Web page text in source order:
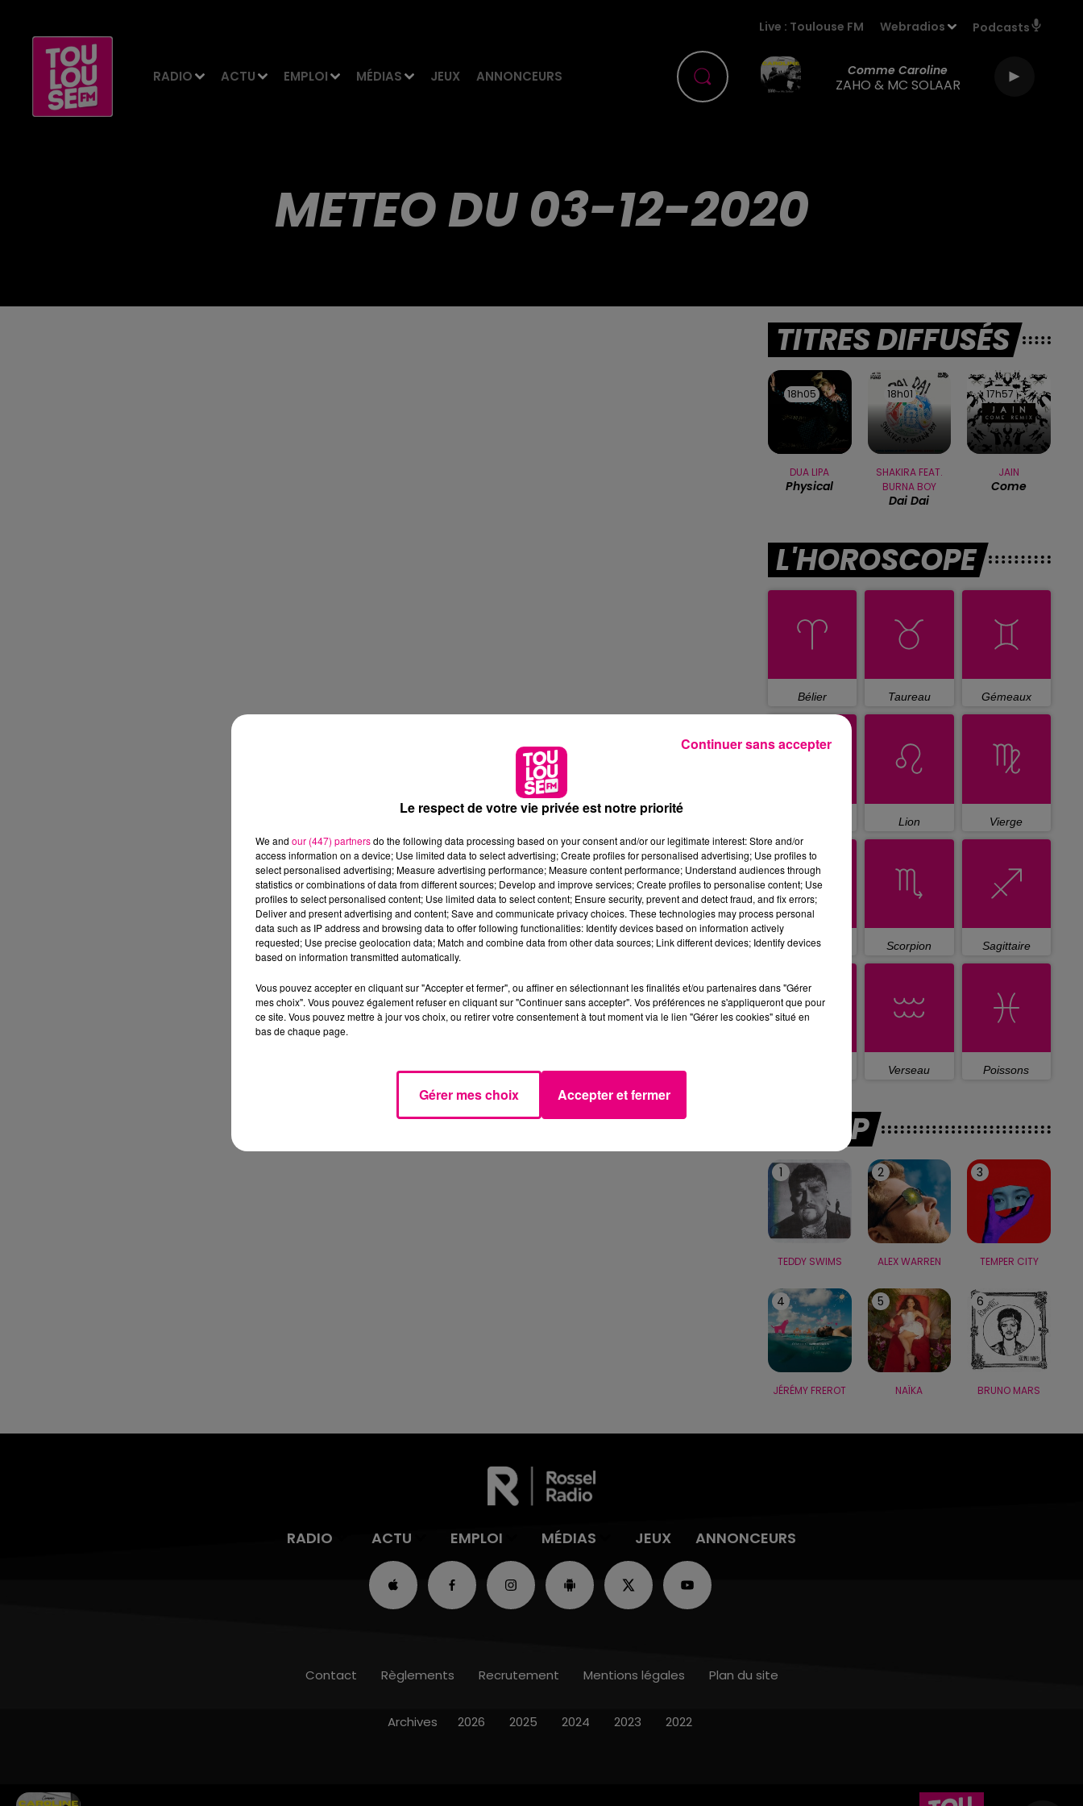
RADIO ACTU EMPLOI MÉDIAS JEUX ANNONCEURS
Live : Toulouse FM Webradios Podcasts
Comme Caroline
ZAHO & MC SOLAAR
METEO DU 03-12-2020
TITRES DIFFUSÉS
18h05
18h05
DUA LIPA
Physical
18h01
18h01
SHAKIRA FEAT.
BURNA BOY
Dai Dai
17h57
17h57
JAIN
Come
L'HOROSCOPE
Bélier Taureau Gémeaux
Lion Vierge
Balance Scorpion Sagittaire
Verseau Poissons
LE TOP
1
TEDDY SWIMS
2
ALEX WARREN
3
TEMPER CITY
4
JÉRÉMY FREROT
5
NAÏKA
6
BRUNO MARS
RADIO ACTU EMPLOI MÉDIAS JEUX ANNONCEURS
Contact Règlements Recrutement Mentions légales Plan du site
Archives 2026 2025 2024 2023 2022
Le respect de votre vie privée est notre priorité
We and our (447) partnersdo the following data processing based on your consent and/or our legitimate interest: Store and/or
access information on a device; Use limited data to select advertising; Create profiles for personalised advertising; Use profiles to
select personalised advertising; Measure advertising performance; Measure content performance; Understand audiences through
statistics or combinations of data from different sources; Develop and improve services; Create profiles to personalise content; Use
profiles to select personalised content; Use limited data to select content; Ensure security, prevent and detect fraud, and fix errors;
Deliver and present advertising and content; Save and communicate privacy choices. These technologies may process personal
data such as IP address and browsing data to offer following functionalities: Identify devices based on information actively
requested; Use precise geolocation data; Match and combine data from other data sources; Link different devices; Identify devices
based on information transmitted automatically.
Vous pouvez accepter en cliquant sur "Accepter et fermer", ou affiner en sélectionnant les finalités et/ou partenaires dans "Gérer
mes choix". Vous pouvez également refuser en cliquant sur "Continuer sans accepter". Vos préférences ne s'appliqueront que pour
ce site. Vous pouvez mettre à jour vos choix, ou retirer votre consentement à tout moment via le lien "Gérer les cookies" situé en
bas de chaque page.
Gérer mes choix Accepter et fermer
Continuer sans accepter